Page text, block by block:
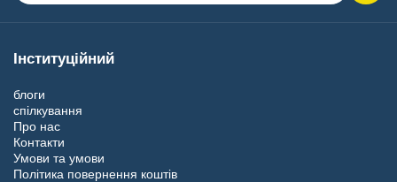
Інституційний
блоги
спілкування
Про нас
Контакти
Умови та умови
Політика повернення коштів